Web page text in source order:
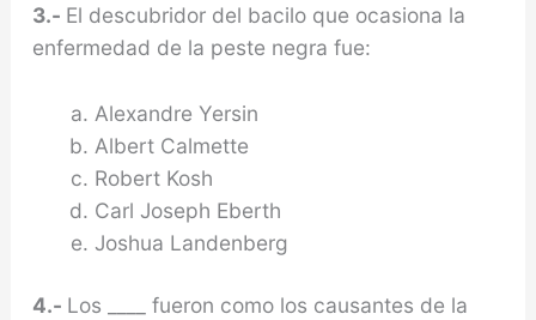
3.- El descubridor del bacilo que ocasiona la
enfer­medad de la peste negra fue:
Alexandre Yersin
Albert Calmette
Robert Kosh
Carl Joseph Eberth
Joshua Landenberg
4.- Los ____ fueron como los causantes de la